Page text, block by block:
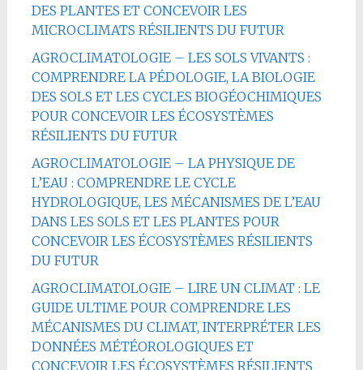
DES PLANTES ET CONCEVOIR LES
MICROCLIMATS RÉSILIENTS DU FUTUR
AGROCLIMATOLOGIE – LES SOLS VIVANTS :
COMPRENDRE LA PÉDOLOGIE, LA BIOLOGIE
DES SOLS ET LES CYCLES BIOGÉOCHIMIQUES
POUR CONCEVOIR LES ÉCOSYSTÈMES
RÉSILIENTS DU FUTUR
AGROCLIMATOLOGIE – LA PHYSIQUE DE
L’EAU : COMPRENDRE LE CYCLE
HYDROLOGIQUE, LES MÉCANISMES DE L’EAU
DANS LES SOLS ET LES PLANTES POUR
CONCEVOIR LES ÉCOSYSTÈMES RÉSILIENTS
DU FUTUR
AGROCLIMATOLOGIE – LIRE UN CLIMAT : LE
GUIDE ULTIME POUR COMPRENDRE LES
MÉCANISMES DU CLIMAT, INTERPRÉTER LES
DONNÉES MÉTÉOROLOGIQUES ET
CONCEVOIR LES ÉCOSYSTÈMES RÉSILIENTS